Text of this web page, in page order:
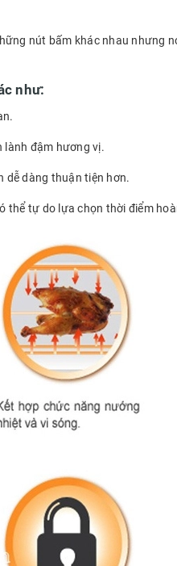
nút bấm khác nhau nhưng
như:
lành đậm hương vị.
dễ dàng thuận tiện hơn.
thể tự do lựa chọn thời điểm